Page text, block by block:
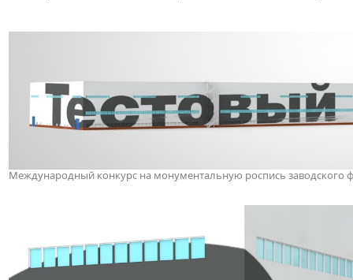
Международный конкурс на монументальную роспись заводского